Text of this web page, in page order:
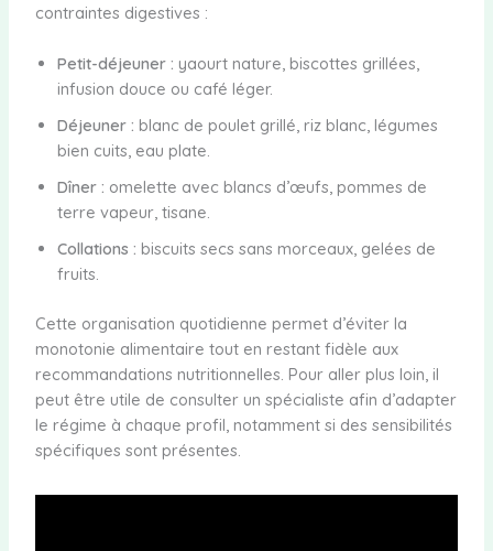
contraintes digestives :
Petit-déjeuner : yaourt nature, biscottes grillées,
infusion douce ou café léger.
Déjeuner : blanc de poulet grillé, riz blanc, légumes
bien cuits, eau plate.
Dîner : omelette avec blancs d’œufs, pommes de
terre vapeur, tisane.
Collations : biscuits secs sans morceaux, gelées de
fruits.
Cette organisation quotidienne permet d’éviter la
monotonie alimentaire tout en restant fidèle aux
recommandations nutritionnelles. Pour aller plus loin, il
peut être utile de consulter un spécialiste afin d’adapter
le régime à chaque profil, notamment si des sensibilités
spécifiques sont présentes.